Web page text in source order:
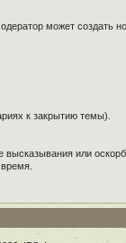
может создать
к закрытию темы).
или